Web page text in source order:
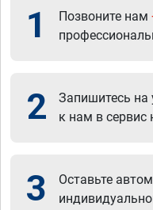
1 Позвоните нам
2
Запишитесь на
к нам в сервис
3
Оставьте